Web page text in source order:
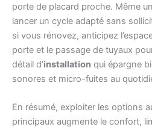
porte de placard proche. Même
lancer un cycle adapté sans
si vous rénovez, anticipez
porte et le passage de tuyaux
détail d’installation qui épargne
sonores et micro-fuites au
En résumé, exploiter les options
principaux augmente le confort,